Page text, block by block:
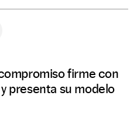
firme con
presenta su modelo